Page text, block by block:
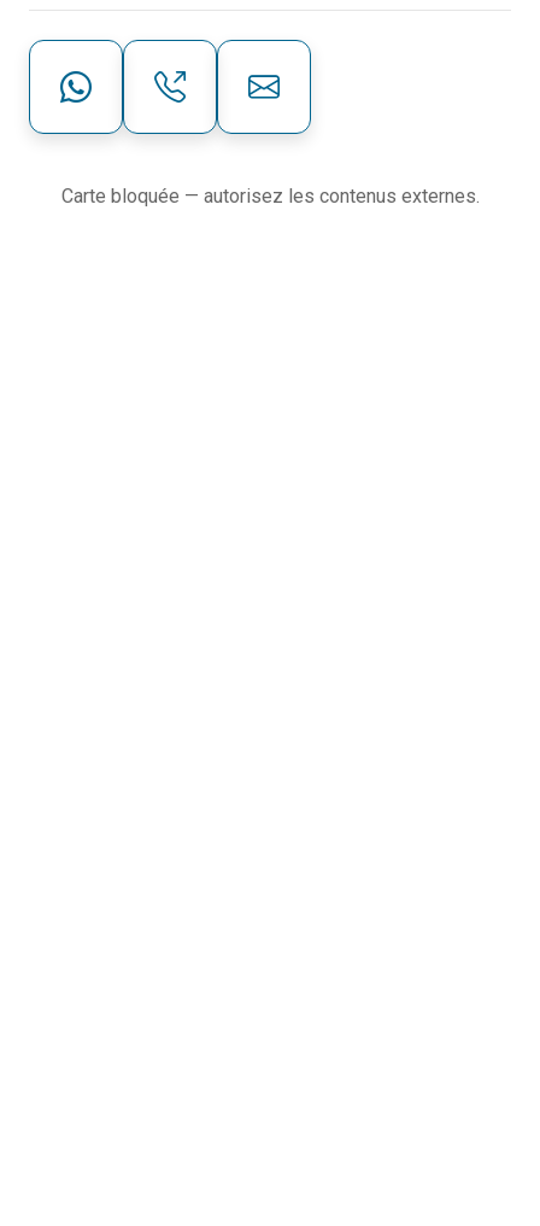
Carte bloquée — autorisez les contenus externes.